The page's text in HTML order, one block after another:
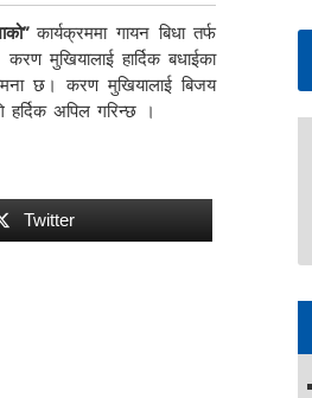
कार्यक्रममा गायन बिधा तर्फ
मुखियालाई हार्दिक बधाईका
छ। करण मुखियालाई बिजय
हर्दिक अपिल गरिन्छ ।
Twitter